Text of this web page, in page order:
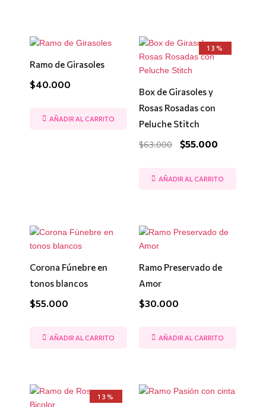
Ramo de Girasoles
$40.000
AÑADIR AL CARRITO
13%
Box de Girasoles y
Rosas Rosadas con
Peluche Stitch
$63.000
El
precio
original
era:
$63.000.
$55.000
El
precio
AÑADIR AL CARRITO
Corona Fúnebre en
tonos blancos
$55.000
AÑADIR AL CARRITO
Ramo Preservado de
Amor
$30.000
AÑADIR AL CARRITO
13%
El
precio
El
precio